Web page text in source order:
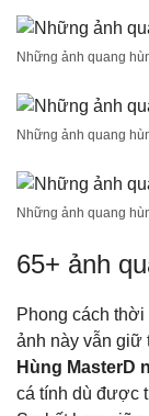
Những ảnh quang
Những ảnh quang
Những ảnh quang
65+ ảnh
Phong cách
ảnh này vẫn giữ
Hùng MasterD
cá tính dù được